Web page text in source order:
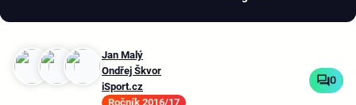
Jan Malý
Ondřej Škvor
iSport.cz
Ročník 2016/17
0